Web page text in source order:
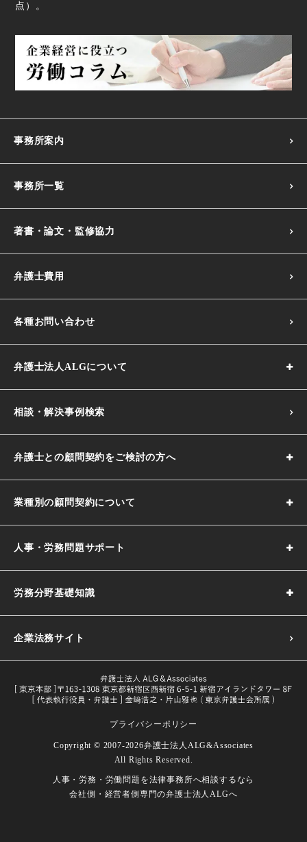
人事・労務・労働問題を法律事務所へ相談するなら
会社側・経営者側専門の弁護士法人ALGへ
点 ）。
事務所案内
事務所一覧
著書・論文・監修協力
弁護士費用
各種お問い合わせ
弁護士法人ALGについて
相談・解決事例検索
弁護士との顧問契約をご検討の方へ
業種別の顧問契約について
人事・労務問題サポート
労務分野基礎知識
採用基準の決め方｜5つのポイントや注意点などわかりやす
試用期間とは｜解雇や期間の延長、注意点などを解説
労働者とは｜定義や関連する法律などをわかりやすく解説
目的や義務一覧・改正内容をわかり
企業法務サイト
プライバシーポリシー
Copyright © 2007-2026弁護士法人ALG&Associates
All Rights Reserved.